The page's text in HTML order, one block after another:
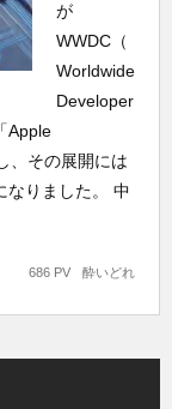
が
WWDC（
Worldwide
Developer
Apple
、その展開には
なりました。 中
酔いどれ
686 PV